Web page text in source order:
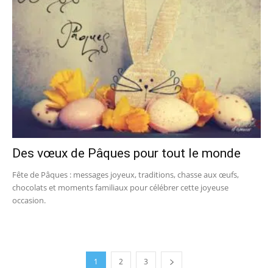
Des vœux de Pâques pour tout le monde
Fête de Pâques : messages joyeux, traditions, chasse aux œufs,
chocolats et moments familiaux pour célébrer cette joyeuse
occasion.
1 2 3